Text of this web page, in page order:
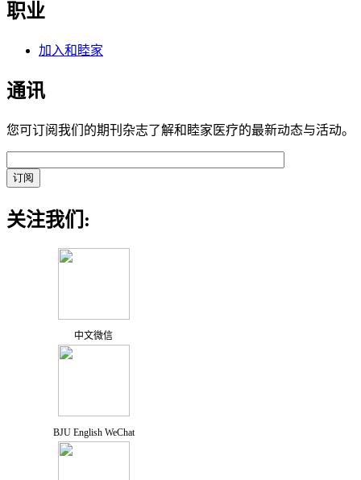
职业
加入和睦家
通讯
您可订阅我们的期刊杂志了解和睦家医疗的最新动态与活动。
关注我们:
中文微信
BJU English WeChat